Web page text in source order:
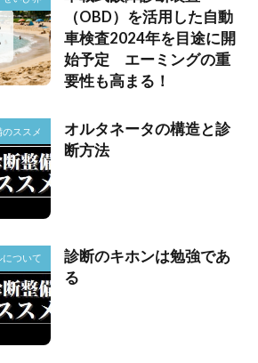
（OBD）を活用した自動
車検査2024年を目途に開
始予定 エーミングの重
要性も高まる！
ススメ
オルタネータの構造と診
断方法
について
診断のキホンは勉強であ
る